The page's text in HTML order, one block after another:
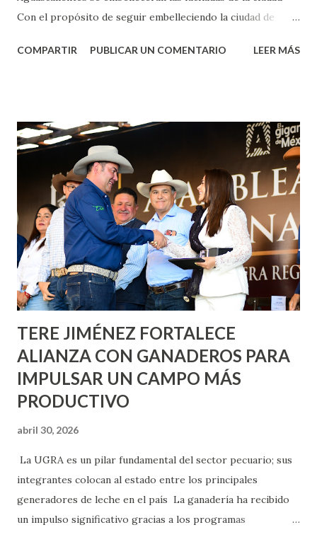
Con el propósito de seguir embelleciendo la ciudad de
municipal, Leo Montañez dio inicio al programa
Corazón Urbano y el Municipio capital. Leo Montañez
informó que en este programa se usarán cerca de 90 mil
metros cuadrados de pintura, para dar inicio en la calle
Nieto, entre Jesús F. Elizondo y la calle 22 de Octubre, con
lo que se aplicará pintura en 66 casas. Posteriormente se
llevará este programa a Villas de Nuestra Señora de la
Asunción, Avenida Alameda y Decreto 27 de Septiembre, en
los edificios FOVISSSTE Ojo de Agua, en la comunidad
Norias de Paso Hondo y en los edificios de...
COMPARTIR PUBLICAR UN COMENTARIO LEER MÁS
TERE JIMÉNEZ FORTALECE
ALIANZA CON GANADEROS PARA
IMPULSAR UN CAMPO MÁS
PRODUCTIVO
abril 30, 2026
La UGRA es un pilar fundamental del sector pecuario; sus
integrantes colocan al estado entre los principales
generadores de leche en el país La ganadería ha recibido
un impulso significativo gracias a los programas